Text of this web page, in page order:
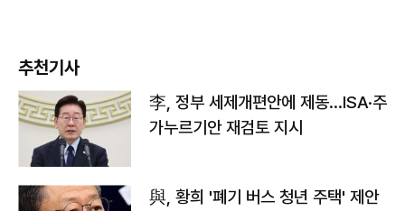
추천기사
李, 정부 세제개편안에 제동…ISA·주
가누르기안 재검토 지시
與, 황희 '폐기 버스 청년 주택' 제안